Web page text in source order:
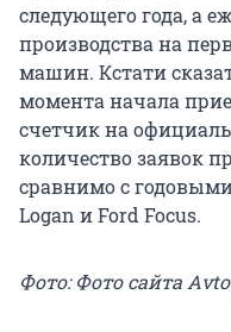
следующего года, а
производства на
машин. Кстати
момента начала
счетчик на
количество заявок
сравнимо с
Logan и Ford Focus.
Фото: Фото сайта